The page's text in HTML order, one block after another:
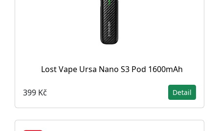
Lost Vape Ursa Nano S3 Pod 1600mAh
399 Kč Detail